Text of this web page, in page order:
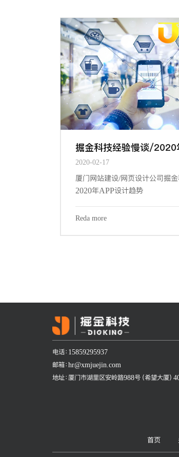
2020-02-17
厦门网站建设/网页设计公司掘
2020年APP设计趋势
Reda more
电话：15859295937
邮箱：hr@xmjuejin.com
地址：厦门市湖里区安岭路988号（希望大厦）
首页